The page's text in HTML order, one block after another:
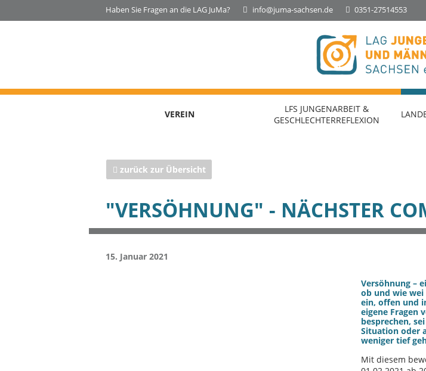
Haben Sie Fragen an die LAG JuMa? info@juma-sachsen.de 0351-27514553
VEREIN
LFS JUNGENARBEIT &
GESCHLECHTERREFLEXION
zurück zur Übersicht
"VERSÖHNUNG" - NÄCHSTER
15. Januar 2021
Versöhnung –
ob und wie wei
ein, offen und
eigene Fragen
besprechen,
Situation oder
weniger tief
Mit diesem